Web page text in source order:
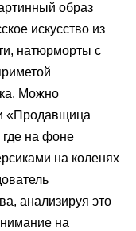
образ
искусство из
натюрморты с
Можно
«Продавщица
на фоне
на коленях
анализируя это
на